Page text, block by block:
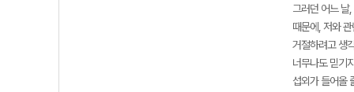
그러던 어느 날
때문에, 저와
거절하려고 생
너무나도 믿기
섭외가 들어올